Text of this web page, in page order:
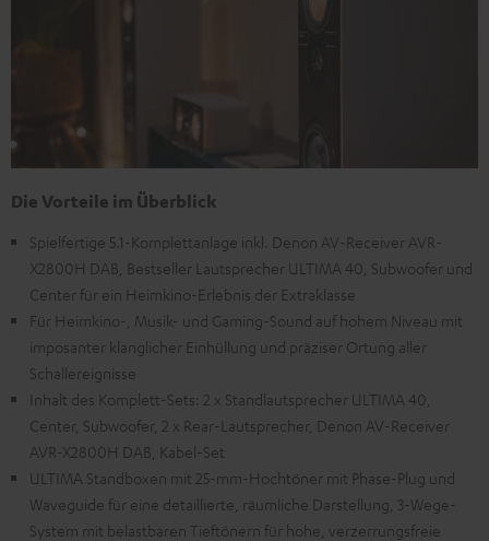
Die Vorteile im Überblick
Spielfertige 5.1-Komplettanlage inkl. Denon AV-Receiver AVR-
X2800H DAB, Bestseller Lautsprecher ULTIMA 40, Subwoofer und
Center für ein Heimkino-Erlebnis der Extraklasse
Für Heimkino-, Musik- und Gaming-Sound auf hohem Niveau mit
imposanter klanglicher Einhüllung und präziser Ortung aller
Schallereignisse
Inhalt des Komplett-Sets: 2 x Standlautsprecher ULTIMA 40,
Center, Subwoofer, 2 x Rear-Lautsprecher, Denon AV-Receiver
AVR-X2800H DAB, Kabel-Set
ULTIMA Standboxen mit 25-mm-Hochtöner mit Phase-Plug und
Waveguide für eine detaillierte, räumliche Darstellung, 3-Wege-
System mit belastbaren Tieftönern für hohe, verzerrungsfreie